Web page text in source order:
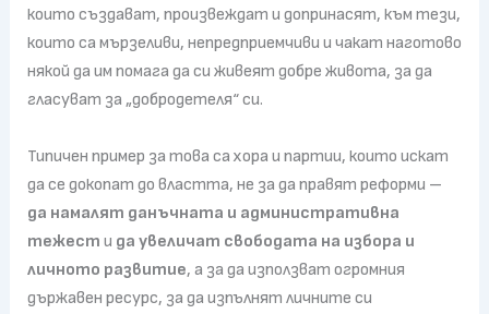
които създават, произвеждат и допринасят, към тези,
които са мързеливи, непредприемчиви и чакат наготово
някой да им помага да си живеят добре живота, за да
гласуват за „добродетеля“ си.
Типичен пример за това са хора и партии, които искат
да се докопат до властта, не за да правят реформи –
да намалят данъчната и административна
тежест и да увеличат свободата на избора и
личното развитие, а за да използват огромния
държавен ресурс, за да изпълнят личните си